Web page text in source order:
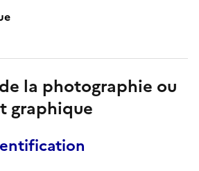
la photographie ou
graphique